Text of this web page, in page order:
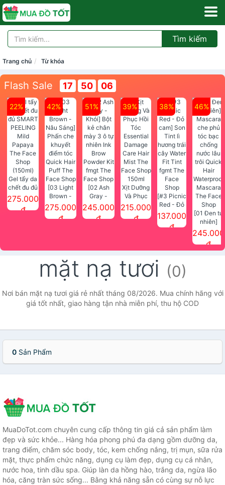
Tìm kiếm
Trang chủ Từ khóa
Flash Sale 17 50 06
22%
Gel tẩy da
chết đu đủ
SMART
PEELING
275.000
đ
42%
[03 Light
Brown -
Nâu Sáng]
Phấn che
275.000
đ
51%
[02 Ash
Gray -
Khói] Bột
kẻ chân
Face Shop
245.000
đ
39%
Xịt Dưỡng
Và Phục
Hồi Tóc
Essential
215.000
đ
38%
[#3 Picnic
Red - Đỏ
cam] Son
Face
Shop
137.000
đ
46%
[01 Đen tự
nhiên]
Mascara
che phủ
Waterproof
Mascara
The Face
245.000
đ
mặt nạ tươi (0)
Nơi bán mặt nạ tươi giá rẻ nhất tháng 08/2026. Mua chính hãng với
giá tốt nhất, giao hàng tận nhà miễn phí, thu hộ COD
0 Sản Phẩm
MuaDoTot.com chuyên cung cấp thông tin giá cả sản phẩm làm
đẹp và sức khỏe... Hàng hóa phong phú đa dạng gồm dưỡng da,
trang điểm, chăm sóc body, tóc, kem chống nắng, trị mụn, sữa rửa
mặt, thực phẩm chức năng, dụng cụ làm đẹp, dụng cụ cá nhân,
nước hoa, tinh dầu spa. Giúp làn da hồng hào, trắng da, ngừa lão
hóa, căng tràn sức sống... Bằng khả năng sẵn có cùng sự nỗ lực